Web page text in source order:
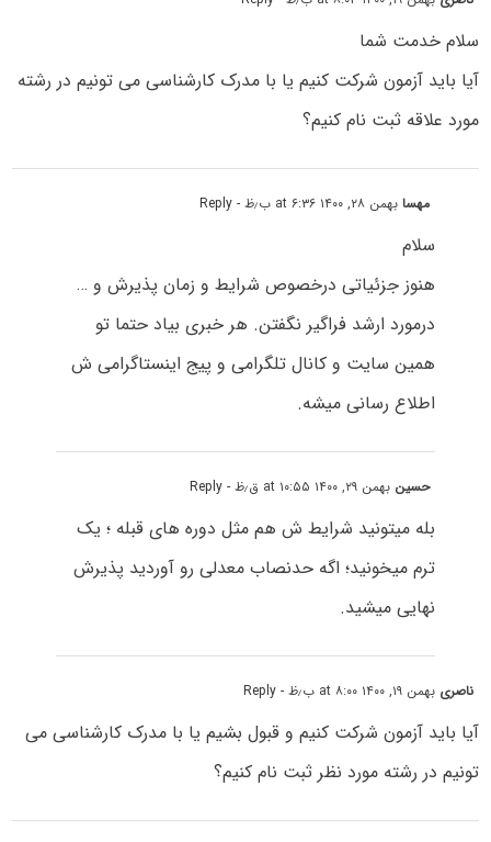
سلام خدمت شما
آیا باید آزمون شرکت کنیم یا با مدرک کارشناسی می تونیم در رشته
مورد علاقه ثبت نام کنیم؟
مهسابهمن ۲۸, ۱۴۰۰ at ۶:۳۶ ب٫ظ - Reply
سلام
هنوز جزئیاتی درخصوص شرایط و زمان پذیرش و …
درمورد ارشد فراگیر نگفتن. هر خبری بیاد حتما تو
همین سایت و کانال تلگرامی و پیج اینستاگرامی ش
اطلاع رسانی میشه.
حسین بهمن ۲۹, ۱۴۰۰ at ۱۰:۵۵ ق٫ظ - Reply
بله میتونید شرایط ش هم مثل دوره های قبله ؛ یک
ترم میخونید؛ اگه حدنصاب معدلی رو آوردید پذیرش
نهایی میشید.
ناصری بهمن ۱۹, ۱۴۰۰ at ۸:۰۰ ب٫ظ - Reply
آیا باید آزمون شرکت کنیم و قبول بشیم یا با مدرک کارشناسی می
تونیم در رشته مورد نظر ثبت نام کنیم؟